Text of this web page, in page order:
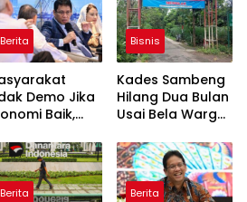
Berita
Demo Jika
Baik,
Sekarang!
Bisnis
Kades Sambeng
Hilang Dua Bulan
Usai Bela Warga
Berita Berita